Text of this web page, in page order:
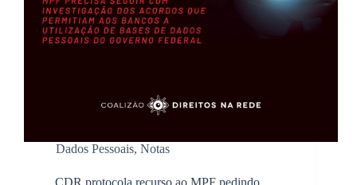
Dados Pessoais, Notas
CDR protocola recurso ao MPF pedindo